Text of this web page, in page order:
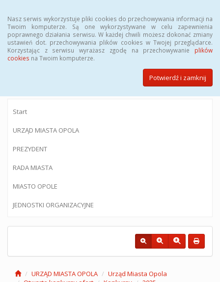
Nasz serwis wykorzystuje pliki cookies do przechowywania informacji na
Twoim komputerze. Są one wykorzystywane w celu zapewnienia
poprawnego działania serwisu. W każdej chwili możesz dokonać zmiany
ustawień dot. przechowywania plików cookies w Twojej przeglądarce.
Korzystając z serwisu wyrażasz zgodę na przechowywanie plików
cookies na Twoim komputerze.
Potwierdź i zamknij
BIULETYN INFORMACJI PUBLICZNEJ
Urzędu Miasta Opola
Start
URZĄD MIASTA OPOLA
PREZYDENT
RADA MIASTA
MIASTO OPOLE
JEDNOSTKI ORGANIZACYJNE
URZĄD MIASTA OPOLA
Urząd Miasta Opola